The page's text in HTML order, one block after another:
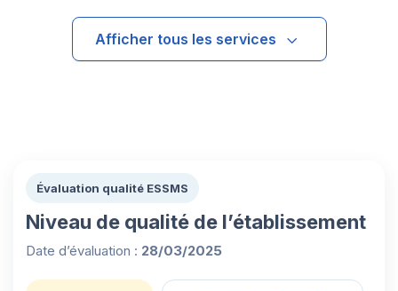
Afficher tous les services
Évaluation qualité ESSMS
Niveau de qualité de l’établissement
Date d’évaluation : 28/03/2025